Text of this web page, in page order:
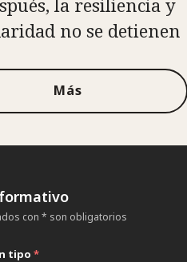
no se detienen
Más
con * son obligatorios
tipo *